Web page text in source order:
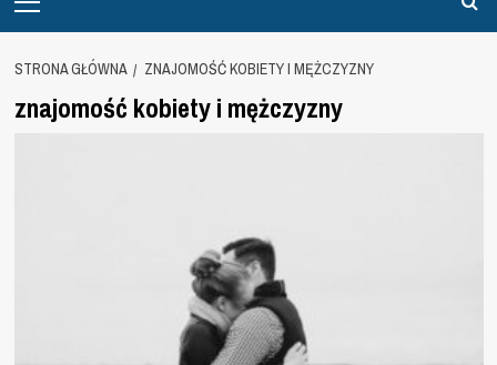
Menu
STRONA GŁÓWNA ZNAJOMOŚĆ KOBIETY I MĘŻCZYZNY
znajomość kobiety i mężczyzny